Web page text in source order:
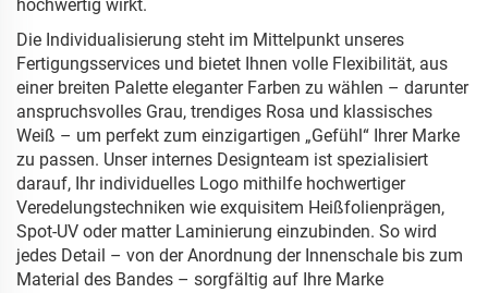
hochwertig wirkt.
Die Individualisierung steht im Mittelpunkt unseres
Fertigungsservices und bietet Ihnen volle Flexibilität, aus
einer breiten Palette eleganter Farben zu wählen – darunter
anspruchsvolles Grau, trendiges Rosa und klassisches
Weiß – um perfekt zum einzigartigen „Gefühl“ Ihrer Marke
zu passen. Unser internes Designteam ist spezialisiert
darauf, Ihr individuelles Logo mithilfe hochwertiger
Veredelungstechniken wie exquisitem Heißfolienprägen,
Spot-UV oder matter Laminierung einzubinden. So wird
jedes Detail – von der Anordnung der Innenschale bis zum
Material des Bandes – sorgfältig auf Ihre Marke